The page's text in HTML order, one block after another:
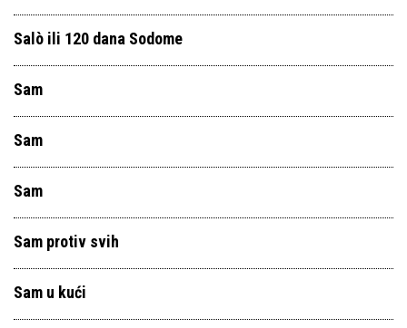
Salò ili 120 dana Sodome
Sam
Sam
Sam
Sam protiv svih
Sam u kući